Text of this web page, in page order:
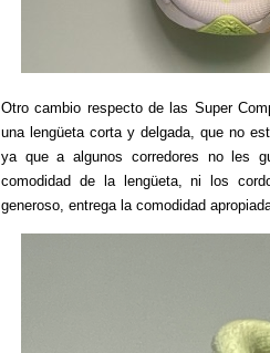
Otro cambio respecto de las Super
una lengüeta corta y delgada, que no
ya que a algunos corredores no les
comodidad de la lengüeta, ni los
generoso, entrega la comodidad